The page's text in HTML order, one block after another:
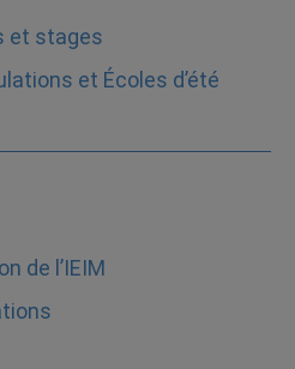
et stages
et Écoles d’été
de l’IEIM